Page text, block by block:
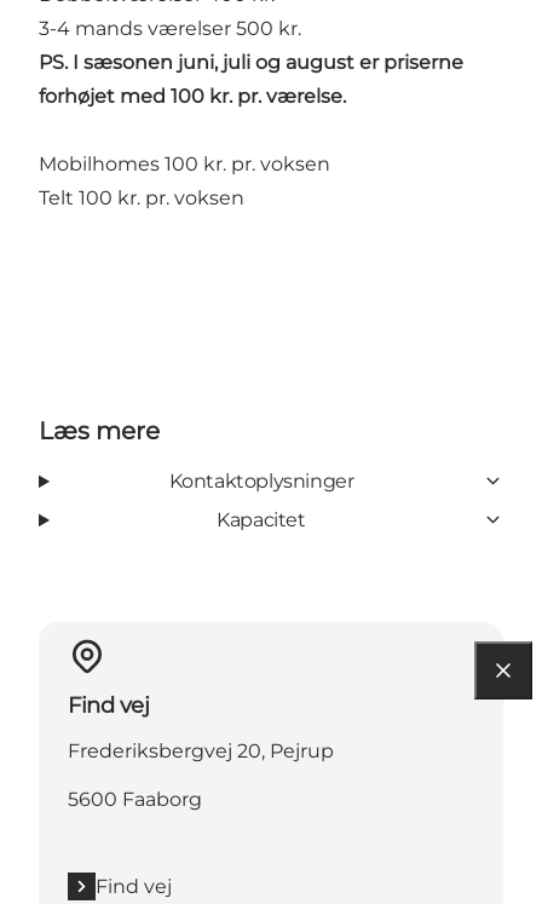
3-4 mands værelser 500 kr.
PS. I sæsonen juni, juli og august er priserne
forhøjet med 100 kr. pr. værelse.
Mobilhomes 100 kr. pr. voksen
Telt 100 kr. pr. voksen
Læs mere
Kontaktoplysninger
Kapacitet
Find vej
Frederiksbergvej 20, Pejrup
5600 Faaborg
Find vej